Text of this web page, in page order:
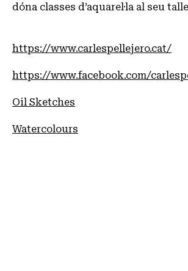
dóna classes d’aquarel·la al seu
https://www.carlespellejero.cat/
https://www.facebook.com/
Oil Sketches
Watercolours